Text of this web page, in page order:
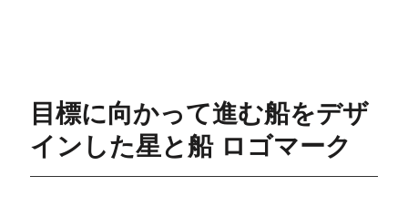
目標に向かって進む船をデザ
インした星と船 ロゴマーク